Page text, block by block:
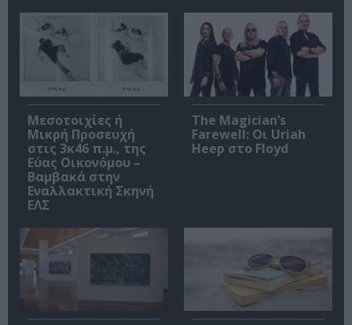
Μεσοτοιχίες ή
Μικρή Προσευχή
στις 3κ46 π.μ., της
Εύας Οικονόμου –
Βαμβακά στην
Εναλλακτική Σκηνή
ΕΛΣ
The Magician’s
Farewell: Οι Uriah
Heep στο Floyd